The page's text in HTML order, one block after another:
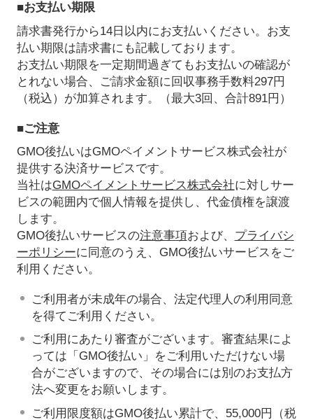
■お支払い期限
請求書発行から14日以内にお支払いください。お支
払い期限は請求書にも記載しております。
お支払い期限を一定期間過ぎてもお支払いの確認が
とれない場合、ご請求金額に回収事務手数料297円
（税込）が加算されます。（最大3回、合計891円）
■ご注意
GMO後払いはGMOペイメントサービス株式会社が
提供する決済サービスです。
当社はGMOペイメントサービス株式会社に対しサー
ビスの範囲内で個人情報を提供し、代金債権を譲渡
します。
GMO後払いサービスの注意事項および、 プライバシ
ーポリシーに同意のうえ、GMO後払いサービスをご
利用ください。
ご利用者が未成年の場合、法定代理人の利用同意
を得てご利用ください。
ご利用にあたり審査がございます。審査結果によ
っては「GMO後払い」をご利用いただけない場
合がございますので、その場合には別のお支払方
法へ変更をお願いします。
ご利用限度額はGMO後払い累計で、55,000円（税